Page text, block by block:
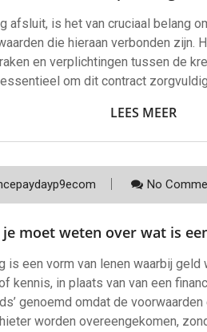
afsluit, is het van cruciaal belang
die hieraan verbonden zijn.
en verplichtingen tussen de
om dit contract
LEES MEER
No
moet weten over wat is
is een vorm van lenen waarbij
kennis, in plaats van van een
genoemd omdat de
worden overeengekomen,